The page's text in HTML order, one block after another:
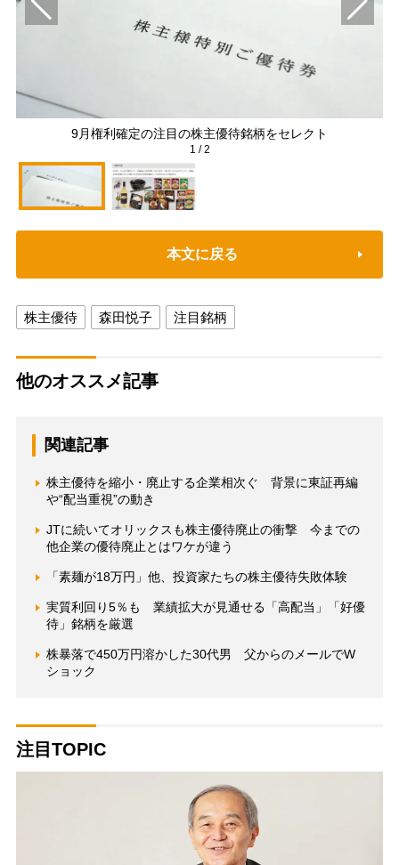
9月権利確定の注目の株主優待銘柄をセレクト
1 /2
本文に戻る
株主優待 森田悦子 注目銘柄
他のオススメ記事
関連記事
株主優待を縮小・廃止する企業相次ぐ 背景に東証再編
や“配当重視”の動き
JTに続いてオリックスも株主優待廃止の衝撃 今までの
他企業の優待廃止とはワケが違う
「素麺が18万円」他、投資家たちの株主優待失敗体験
実質利回り5％も 業績拡大が見通せる「高配当」「好優
待」銘柄を厳選
株暴落で450万円溶かした30代男 父からのメールでW
ショック
注目TOPIC